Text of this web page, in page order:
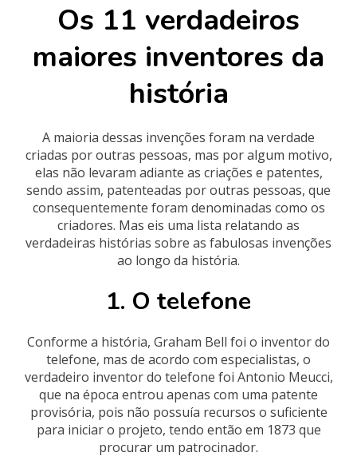
Os 11 verdadeiros
maiores inventores da
história
A maioria dessas invenções foram na verdade
criadas por outras pessoas, mas por algum motivo,
elas não levaram adiante as criações e patentes,
sendo assim, patenteadas por outras pessoas, que
consequentemente foram denominadas como os
criadores. Mas eis uma lista relatando as
verdadeiras histórias sobre as fabulosas invenções
ao longo da história.
1. O telefone
Conforme a história, Graham Bell foi o inventor do
telefone, mas de acordo com especialistas, o
verdadeiro inventor do telefone foi Antonio Meucci,
que na época entrou apenas com uma patente
provisória, pois não possuía recursos o suficiente
para iniciar o projeto, tendo então em 1873 que
procurar um patrocinador.